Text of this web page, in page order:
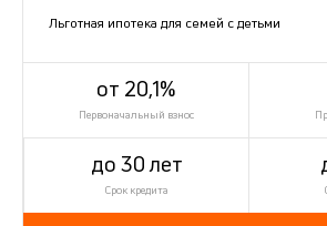
Льготная ипотека для семей с детьми
от 20,1%
Первоначальный взнос
до 30 лет
Срок кредита